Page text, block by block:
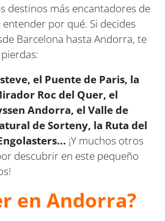
destinos más encantadores de
por qué. Si decides
Barcelona hasta Andorra, te
el Puente de Paris, la
Roc del Quer, el
Andorra, el Valle de
de Sorteny, la Ruta del
¡Y muchos otros
descubrir en este pequeño
en Andorra?